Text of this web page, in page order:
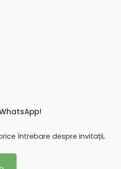
întrebare despre invitații,